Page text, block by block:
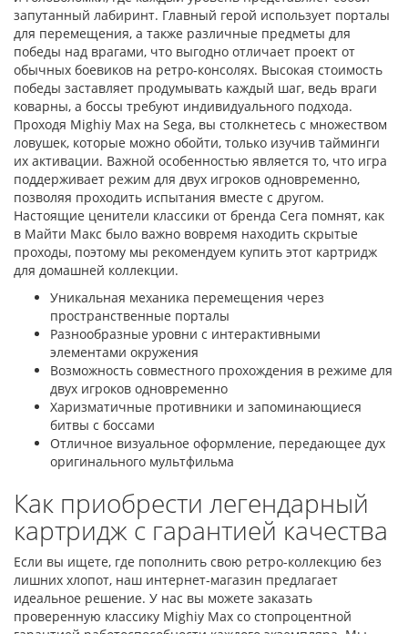
запутанный лабиринт. Главный герой использует порталы
для перемещения, а также различные предметы для
победы над врагами, что выгодно отличает проект от
обычных боевиков на ретро-консолях. Высокая стоимость
победы заставляет продумывать каждый шаг, ведь враги
коварны, а боссы требуют индивидуального подхода.
Проходя Mighiy Max на Sega, вы столкнетесь с множеством
ловушек, которые можно обойти, только изучив тайминги
их активации. Важной особенностью является то, что игра
поддерживает режим для двух игроков одновременно,
позволяя проходить испытания вместе с другом.
Настоящие ценители классики от бренда Сега помнят, как
в Майти Макс было важно вовремя находить скрытые
проходы, поэтому мы рекомендуем купить этот картридж
для домашней коллекции.
Уникальная механика перемещения через
пространственные порталы
Разнообразные уровни с интерактивными
элементами окружения
Возможность совместного прохождения в режиме для
двух игроков одновременно
Харизматичные противники и запоминающиеся
битвы с боссами
Отличное визуальное оформление, передающее дух
оригинального мультфильма
Как приобрести легендарный
картридж с гарантией качества
Если вы ищете, где пополнить свою ретро-коллекцию без
лишних хлопот, наш интернет-магазин предлагает
идеальное решение. У нас вы можете заказать
проверенную классику Mighiy Max со стопроцентной